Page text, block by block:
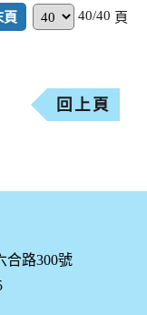
頁 40/40 頁
回上頁
合路300號